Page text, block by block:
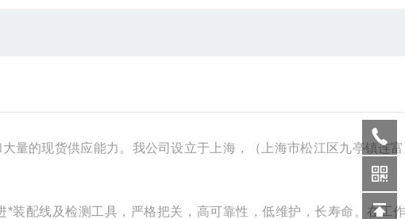
量的现货供应能力。我公司设立于上海，（上海市松江区九亭镇连
*装配线及检测工具，严格把关，高可靠性，低维护，长寿命。在工